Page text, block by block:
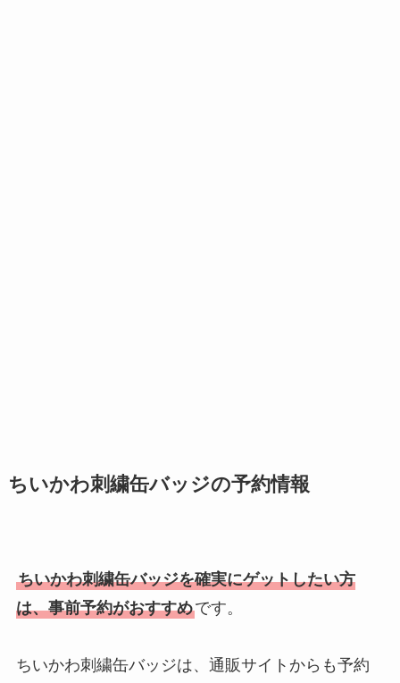
ちいかわ刺繍缶バッジの予約情報
ちいかわ刺繍缶バッジを確実にゲットしたい方
は、事前予約がおすすめです。
ちいかわ刺繍缶バッジは、通販サイトからも予約